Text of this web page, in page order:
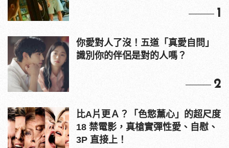
1
你愛對人了沒！五道「真愛自問」
識別你的伴侶是對的人嗎？
2
比A片更Ａ？「色慾薰心」的超尺度
18 禁電影，真槍實彈性愛、自慰、
3P 直接上！